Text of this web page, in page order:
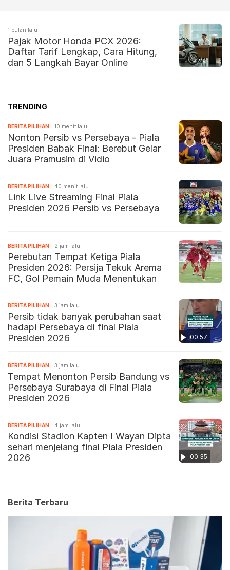
1 bulan lalu
Pajak Motor Honda PCX 2026:
Daftar Tarif Lengkap, Cara Hitung,
dan 5 Langkah Bayar Online
TRENDING
BERITA PILIHAN 10 menit lalu
Nonton Persib vs Persebaya - Piala
Presiden Babak Final: Berebut Gelar
Juara Pramusim di Vidio
BERITA PILIHAN 40 menit lalu
Link Live Streaming Final Piala
Presiden 2026 Persib vs Persebaya
BERITA PILIHAN 2 jam lalu
Perebutan Tempat Ketiga Piala
Presiden 2026: Persija Tekuk Arema
FC, Gol Pemain Muda Menentukan
00:57
BERITA PILIHAN 3 jam lalu
Persib tidak banyak perubahan saat
hadapi Persebaya di final Piala
Presiden 2026
BERITA PILIHAN 3 jam lalu
Tempat Menonton Persib Bandung vs
Persebaya Surabaya di Final Piala
Presiden 2026
00:35
BERITA PILIHAN 4 jam lalu
Kondisi Stadion Kapten I Wayan Dipta
sehari menjelang final Piala Presiden
2026
Berita Terbaru